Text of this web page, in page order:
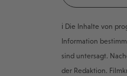
ℹ️ Die Inhalte von
Information
sind untersagt.
der Redaktion.